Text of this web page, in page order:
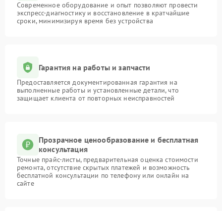
Современное оборудование и опыт позволяют провести
экспресс-диагностику и восстановление в кратчайшие
сроки, минимизируя время без устройства
Гарантия на работы и запчасти
Предоставляется документированная гарантия на
выполненные работы и установленные детали, что
защищает клиента от повторных неисправностей
Прозрачное ценообразование и бесплатная
консультация
Точные прайс-листы, предварительная оценка стоимости
ремонта, отсутствие скрытых платежей и возможность
бесплатной консультации по телефону или онлайн на
сайте